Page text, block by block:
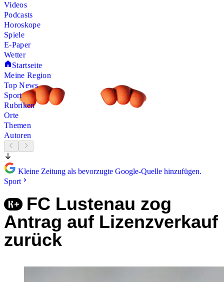
Videos
Podcasts
Horoskope
Spiele
E-Paper
Wetter
Startseite
Meine Region
Top News
Sport
Rubriken
Orte
Themen
Autoren
Kleine Zeitung als bevorzugte Google-Quelle hinzufügen.
Sport
FC Lustenau zog
Antrag auf Lizenzverkauf
zurück